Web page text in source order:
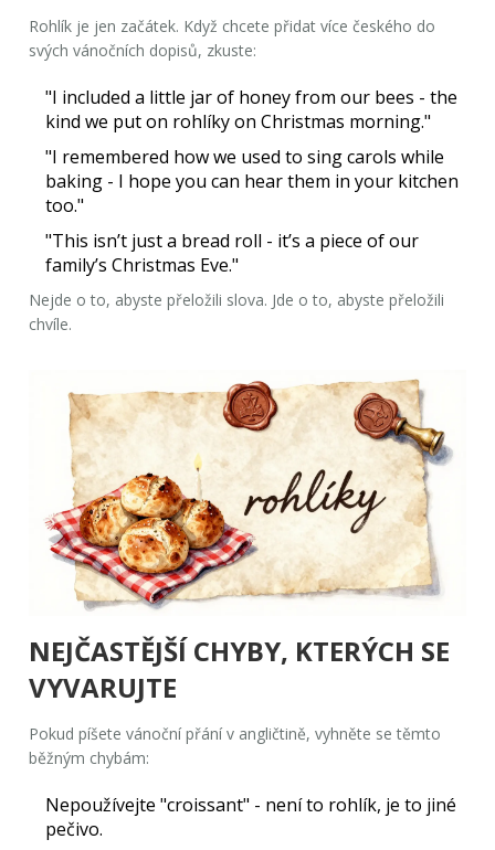
Rohlík je jen začátek. Když chcete přidat více českého do
svých vánočních dopisů, zkuste:
"I included a little jar of honey from our bees - the
kind we put on rohlíky on Christmas morning."
"I remembered how we used to sing carols while
baking - I hope you can hear them in your kitchen
too."
"This isn’t just a bread roll - it’s a piece of our
family’s Christmas Eve."
Nejde o to, abyste přeložili slova. Jde o to, abyste přeložili
chvíle.
NEJČASTĚJŠÍ CHYBY, KTERÝCH SE
VYVARUJTE
Pokud píšete vánoční přání v angličtině, vyhněte se těmto
běžným chybám:
Nepoužívejte "croissant" - není to rohlík, je to jiné
pečivo.